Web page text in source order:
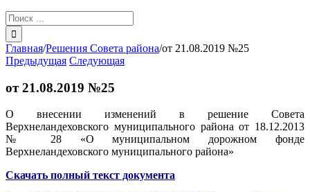
Результат
поиска:
Главная/Решения Совета района/от 21.08.2019 №25
Предыдущая Следующая
от 21.08.2019 №25
О внесении изменений в решение Совета
Верхнеландеховского муниципального района от 18.12.2013
№ 28 «О муниципальном дорожном фонде
Верхнеландеховского муниципального района»
Скачать полный текст документа